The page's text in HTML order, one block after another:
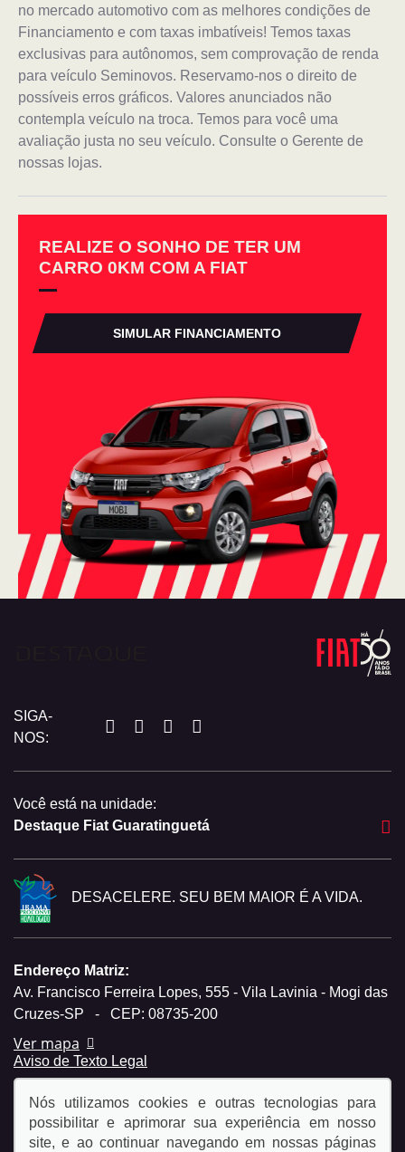
no mercado automotivo com as melhores condições de
Financiamento e com taxas imbatíveis! Temos taxas
exclusivas para autônomos, sem comprovação de renda
para veículo Seminovos. Reservamo-nos o direito de
possíveis erros gráficos. Valores anunciados não
contempla veículo na troca. Temos para você uma
avaliação justa no seu veículo. Consulte o Gerente de
nossas lojas.
REALIZE O SONHO DE TER UM
CARRO 0KM COM A FIAT
SIMULAR FINANCIAMENTO
SIGA-
NOS:
Você está na unidade:
Destaque Fiat Guaratinguetá
DESACELERE. SEU BEM MAIOR É A VIDA.
Endereço Matriz:
Av. Francisco Ferreira Lopes, 555 - Vila Lavinia - Mogi das
Cruzes-SP
- CEP: 08735-200
Ver mapa
Aviso de Texto Legal
Nós utilizamos cookies e outras tecnologias para
possibilitar e aprimorar sua experiência em nosso
site, e ao continuar navegando em nossas páginas